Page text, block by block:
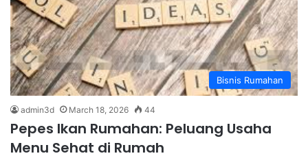
Bisnis Rumahan
admin3d March 18, 2026 44
Pepes Ikan Rumahan: Peluang Usaha
Menu Sehat di Rumah